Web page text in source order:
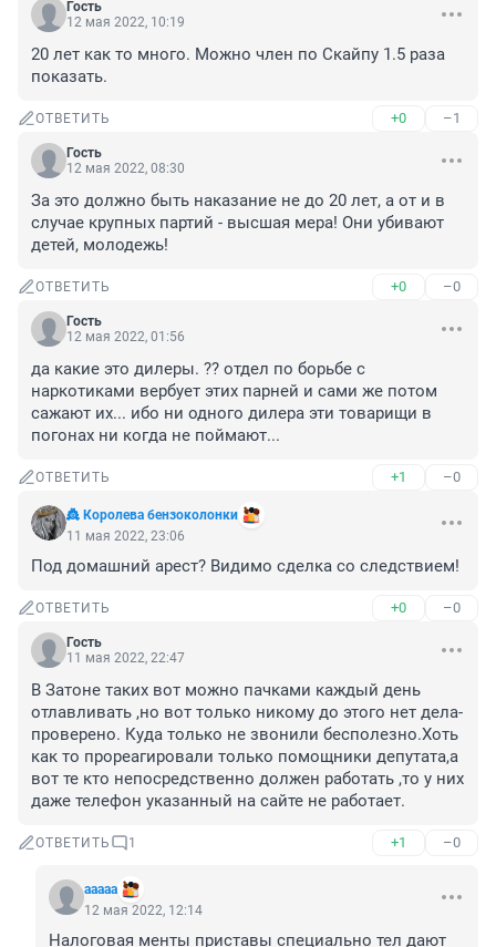
Гость
12 мая 2022, 10:19
20 лет как то много. Можно член по Скайпу 1.5 раза
показать.
ОТВЕТИТЬ +0 –1
Гость
12 мая 2022, 08:30
За это должно быть наказание не до 20 лет, а от и в
случае крупных партий - высшая мера! Они убивают
детей, молодежь!
ОТВЕТИТЬ +0 –0
Гость
12 мая 2022, 01:56
да какие это дилеры. ?? отдел по борьбе с
наркотиками вербует этих парней и сами же потом
сажают их... ибо ни одного дилера эти товарищи в
погонах ни когда не поймают...
ОТВЕТИТЬ +1 –0
👸 Королева бензоколонки
11 мая 2022, 23:06
Под домашний арест? Видимо сделка со следствием!
ОТВЕТИТЬ +0 –0
Гость
11 мая 2022, 22:47
В Затоне таких вот можно пачками каждый день
отлавливать ,но вот только никому до этого нет дела-
проверено. Куда только не звонили бесполезно.Хоть
как то прореагировали только помощники депутата,а
вот те кто непосредственно должен работать ,то у них
даже телефон указанный на сайте не работает.
ОТВЕТИТЬ 1 +1 –0
aaaaa
12 мая 2022, 12:14
Налоговая менты приставы специально тел дают